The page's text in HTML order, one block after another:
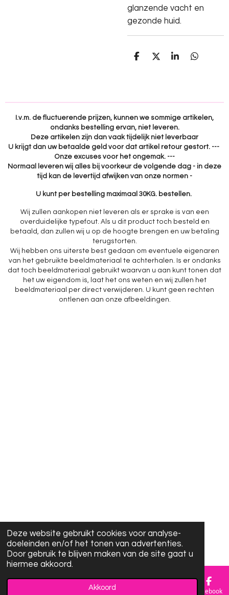
Deze website gebruikt cookies voor analyse-
doeleinden en/of het tonen van advertenties.
Door gebruik te blijven maken van de site gaat u
hiermee akkoord.
Akkoord
glanzende vacht en
gezonde huid.
D
D
S
D
I.v.m. de fluctuerende prijzen, kunnen we sommige artikelen,
ondanks bestelling ervan, niet leveren.
Deze artikelen zijn dan vaak tijdelijk niet leverbaar
U krijgt dan uw betaalde geld voor dat artikel retour gestort. ---
Onze excuses voor het ongemak. ---
Normaal leveren wij alles bij voorkeur de volgende dag - in deze
tijd kan de levertijd afwijken van onze normen -
U kunt per bestelling maximaal 30KG. bestellen.
Wij zullen aankopen niet leveren als er sprake is van een
overduidelijke typefout. Als u dit product toch besteld en
betaald, dan zullen wij u op de hoogte brengen en uw betaling
terugstorten.
Wij hebben ons uiterste best gedaan om eventuele eigenaren
van het gebruikte beeldmateriaal te achterhalen. Is er ondanks
dat toch beeldmateriaal gebruikt waarvan u aan kunt tonen dat
het uw eigendom is, laat het ons weten en wij zullen het
beeldmateriaal per direct verwijderen. U kunt geen rechten
ontlenen aan onze afbeeldingen.
E-mailadres Facebook